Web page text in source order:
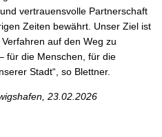
vertrauensvolle Partnerschaft
Zeiten bewährt. Unser Ziel ist
auf den Weg zu
für die Menschen, für die
Stadt“, so Blettner.
23.02.2026